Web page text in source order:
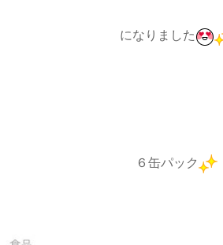
になりました
６缶パック